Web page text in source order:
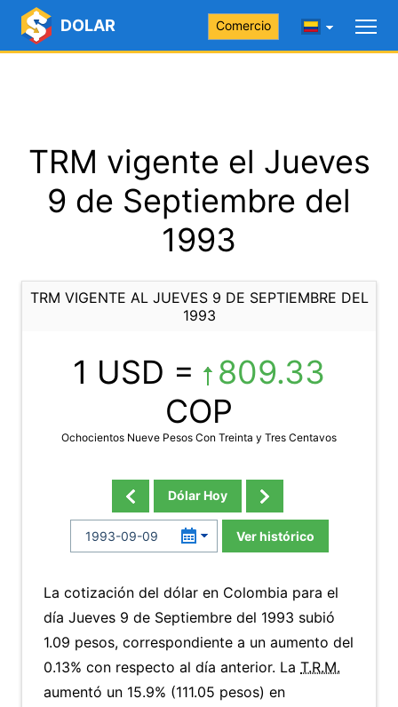
DOLAR Comercio
TRM vigente el Jueves
9 de Septiembre del
1993
TRM VIGENTE AL JUEVES 9 DE SEPTIEMBRE DEL
1993
1 USD =
809.33
COP
Ochocientos Nueve Pesos Con Treinta y Tres Centavos
Dólar Hoy
Ver histórico
La cotización del dólar en Colombia para el
día Jueves 9 de Septiembre del 1993 subió
1.09 pesos, correspondiente a un aumento del
0.13% con respecto al día anterior. La T.R.M.
aumentó un 15.9% (111.05 pesos) en